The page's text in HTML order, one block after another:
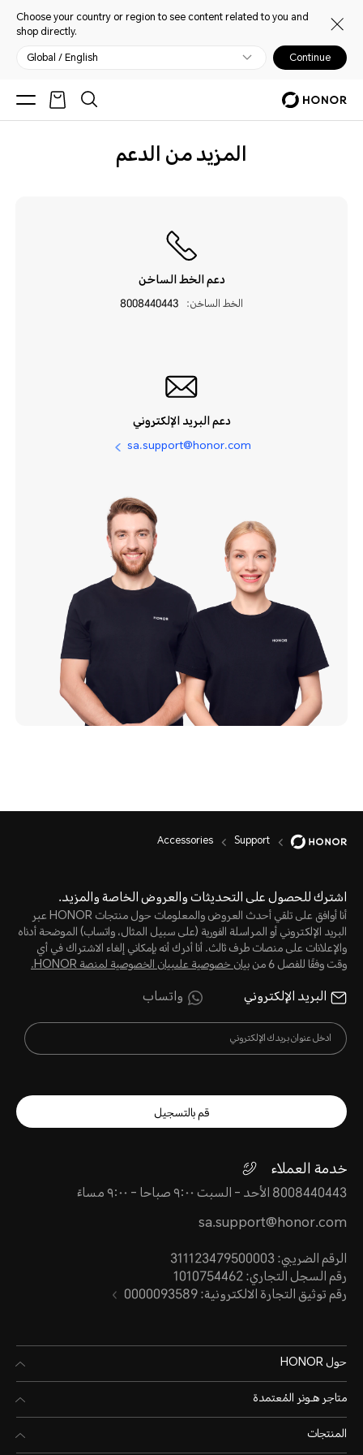
Choose your country or region to see content related to you and
shop directly.
Global / English Continue
المزيد من الدعم
دعم الخط الساخن
الخط الساخن: 8008440443
دعم البريد الإلكتروني
sa.support@honor.com
Support
Accessories
اشترك للحصول على التحديثات والعروض الخاصة والمزيد.
أنا أوافق على تلقي أحدث العروض والمعلومات حول منتجات HONOR عبر
البريد الإلكتروني أو المراسلة الفورية (على سبيل المثال، واتساب) الموضحة أدناه
والإعلانات على منصات طرف ثالث. أنا أدرك أنه بإمكاني إلغاء الاشتراك في أي
وقت وفقًا للفصل 6 من
بيان خصوصية علىبيان الخصوصية لمنصة HONOR‬.
البريد الإلكتروني واتساب
قم بالتسجيل
خدمة العملاء
8008440443 الأحد - السبت ٩:٠٠ صباحا - ٩:٠٠ مساءً
sa.support@honor.com
الرقم الضريبي: 311123479500003
رقم السجل التجاري: 1010754462
رقم توثيق التجارة الالكترونية: 0000093589
حول HONOR
متاجر هـونر المُعتمدة
المنتجات